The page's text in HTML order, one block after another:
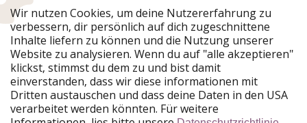
Urlaubspiraten ist Teil der HolidayPirates Group
Unsere Märkte
PiratinViaggio
HolidayPirates
VakantiePiraten
WakacyjniPiraci
VoyagesPirates
Ferienpiraten
Urlaubspiraten
ViajerosPiratas
TravelPirates
Wir nutzen Cookies, um deine Nutzererfahrung zu
verbessern, dir persönlich auf dich zugeschnittene
Inhalte liefern zu können und die Nutzung unserer
Website zu analysieren. Wenn du auf "alle akzeptieren"
klickst, stimmst du dem zu und bist damit
einverstanden, dass wir diese informationen mit
Dritten austauschen und dass deine Daten in den USA
verarbeitet werden könnten. Für weitere